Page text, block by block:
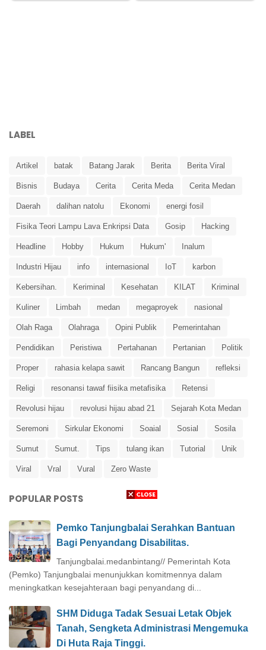
LABEL
Artikel batak Batang Jarak Berita Berita Viral
Bisnis Budaya Cerita Cerita Meda Cerita Medan
Daerah dalihan natolu Ekonomi energi fosil
Fisika Teori Lampu Lava Enkripsi Data Gosip Hacking
Headline Hobby Hukum Hukum' Inalum
Industri Hijau info internasional IoT karbon
Kebersihan. Keriminal Kesehatan KILAT Kriminal
Kuliner Limbah medan megaproyek nasional
Olah Raga Olahraga Opini Publik Pemerintahan
Pendidikan Peristiwa Pertahanan Pertanian Politik
Proper rahasia kelapa sawit Rancang Bangun refleksi
Religi resonansi tawaf fiisika metafisika Retensi
Revolusi hijau revolusi hijau abad 21 Sejarah Kota Medan
Seremoni Sirkular Ekonomi Soaial Sosial Sosila
Sumut Sumut. Tips tulang ikan Tutorial Unik
Viral Vral Vural Zero Waste
POPULAR POSTS
Pemko Tanjungbalai Serahkan Bantuan
Bagi Penyandang Disabilitas.
Tanjungbalai.medanbintang// Pemerintah Kota
(Pemko) Tanjungbalai menunjukkan komitmennya dalam
meningkatkan kesejahteraan bagi penyandang di...
SHM Diduga Tadak Sesuai Letak Objek
Tanah, Sengketa Administrasi Mengemuka
Di Huta Raja Tinggi.